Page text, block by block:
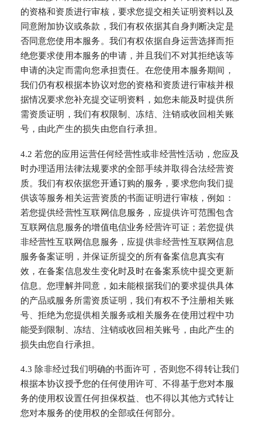
的资格和资质进行审核，要求您提交相关证明资料以及
同意附加协议或条款，我们有权依据其自身判断决定是
否同意您使用本服务。我们有权依据自身运营选择而拒
绝您要求使用本服务的申请，并且我们不对其拒绝该等
申请的决定而需向您承担责任。在您使用本服务期间，
我们仍有权根据本协议对您的资格和资质进行审核并根
据情况要求您补充提交证明资料，如您未能及时提供所
需资质证明，我们有权限制、冻结、注销或收回相关账
号，由此产生的损失由您自行承担。
4.2 若您的应用运营任何经营性或非经营性活动，您应及
时办理适用法律法规要求的全部手续并取得合法经营资
质。我们有权依据您开通订购的服务，要求您向我们提
供该等服务相关运营资质的书面证明进行审核，例如：
若您提供经营性互联网信息服务，应提供许可范围包含
互联网信息服务的增值电信业务经营许可证；若您提供
非经营性互联网信息服务，应提供非经营性互联网信息
服务备案证明，并保证所提交的所有备案信息真实有
效，在备案信息发生变化时及时在备案系统中提交更新
信息。您理解并同意，如未能根据我们的要求提供具体
的产品或服务所需资质证明，我们有权不予注册相关账
号、拒绝为您提供相关服务或相关服务在使用过程中功
能受到限制、冻结、注销或收回相关账号，由此产生的
损失由您自行承担。
4.3 除非经过我们明确的书面许可，否则您不得转让我们
根据本协议授予您的任何使用许可、不得基于您对本服
务的使用权设置任何担保权益、也不得以其他方式转让
您对本服务的使用权的全部或任何部分。